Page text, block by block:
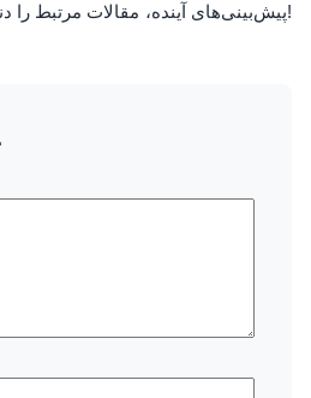
پیش‌بینی‌های آینده، مقالات مرتبط را